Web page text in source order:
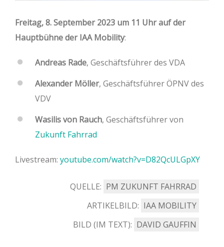
Freitag, 8. September 2023 um 11 Uhr auf der
Hauptbühne der IAA Mobility:
Andreas Rade, Geschäftsführer des VDA
Alexander Möller, Geschäftsführer ÖPNV des
VDV
Wasilis von Rauch, Geschäftsführer von
Zukunft Fahrrad
Livestream: youtube.com/watch?v=D82QcULGpXY
QUELLE: PM ZUKUNFT FAHRRAD
ARTIKELBILD: IAA MOBILITY
BILD (IM TEXT): DAVID GAUFFIN